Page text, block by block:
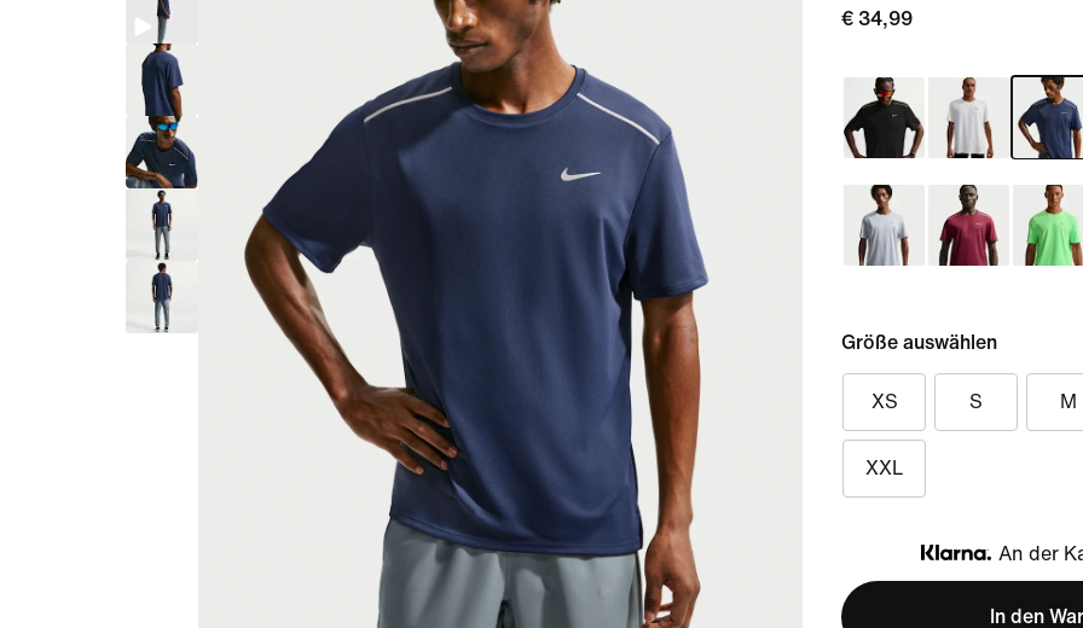
€ 34,99
Größe auswählen
XS S M
XXL
Klarna
An der
In den